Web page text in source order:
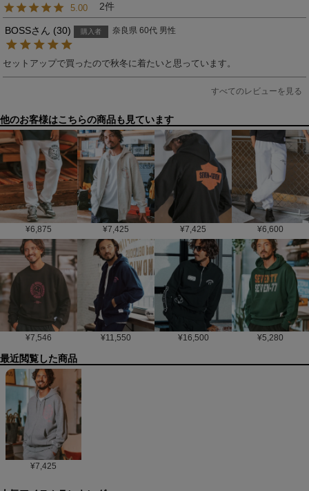
5.00 2
BOSS 30 購入者 奈良県 60代 男性
セットアップで買ったので秋冬に着たいと思っています。
すべてのレビューを見る
他のお客様はこちらの商品も見ています
¥6,875 ¥7,425 ¥7,425 ¥6,600
¥7,546 ¥11,550 ¥16,500 ¥5,280
最近閲覧した商品
¥7,425